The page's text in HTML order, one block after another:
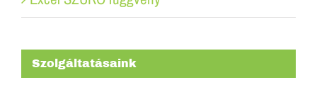
Szolgáltatásaink